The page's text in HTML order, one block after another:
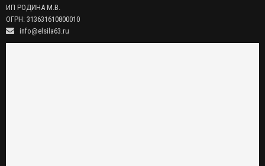
ИП РОДИНА М.В.
ОГРН: 313631610800010
info@elsila63.ru